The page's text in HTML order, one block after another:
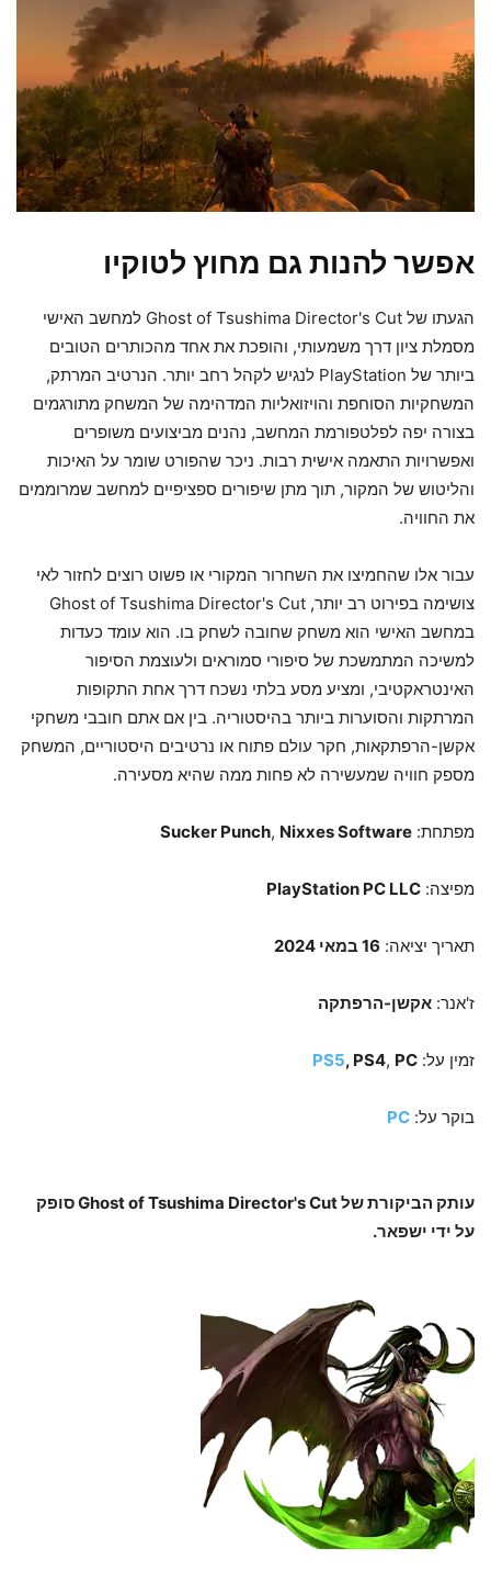
אפשר להנות גם מחוץ לטוקיו
הגעתו של Ghost of Tsushima Director's Cut למחשב האישי
מסמלת ציון דרך משמעותי, והופכת את אחד מהכותרים הטובים
ביותר של PlayStation לנגיש לקהל רחב יותר. הנרטיב המרתק,
המשחקיות הסוחפת והויזואליות המדהימה של המשחק מתורגמים
בצורה יפה לפלטפורמת המחשב, נהנים מביצועים משופרים
ואפשרויות התאמה אישית רבות. ניכר שהפורט שומר על האיכות
והליטוש של המקור, תוך מתן שיפורים ספציפיים למחשב שמרוממים
את החוויה.
עבור אלו שהחמיצו את השחרור המקורי או פשוט רוצים לחזור לאי
צושימה בפירוט רב יותר, Ghost of Tsushima Director's Cut
במחשב האישי הוא משחק שחובה לשחק בו. הוא עומד כעדות
למשיכה המתמשכת של סיפורי סמוראים ולעוצמת הסיפור
האינטראקטיבי, ומציע מסע בלתי נשכח דרך אחת התקופות
המרתקות והסוערות ביותר בהיסטוריה. בין אם אתם חובבי משחקי
אקשן-הרפתקאות, חקר עולם פתוח או נרטיבים היסטוריים, המשחק
מספק חוויה שמעשירה לא פחות ממה שהיא מסעירה.
מפתחת: Sucker Punch, Nixxes Software
מפיצה: PlayStation PC LLC
תאריך יציאה: 16 במאי 2024
ז'אנר: אקשן-הרפתקה
זמין על: PS5, PS4, PC
בוקר על: PC
עותק הביקורת של Ghost of Tsushima Director's Cut סופק
על ידי ישפאר.